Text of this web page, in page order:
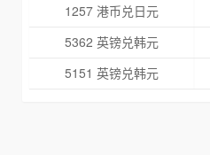
1257 港币兑日元
5362 英镑兑韩元
5151 英镑兑韩元